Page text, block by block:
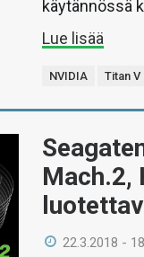
käytännössä
Lue lisää
NVIDIA Titan V
Mach.2,
22.3.2018 -